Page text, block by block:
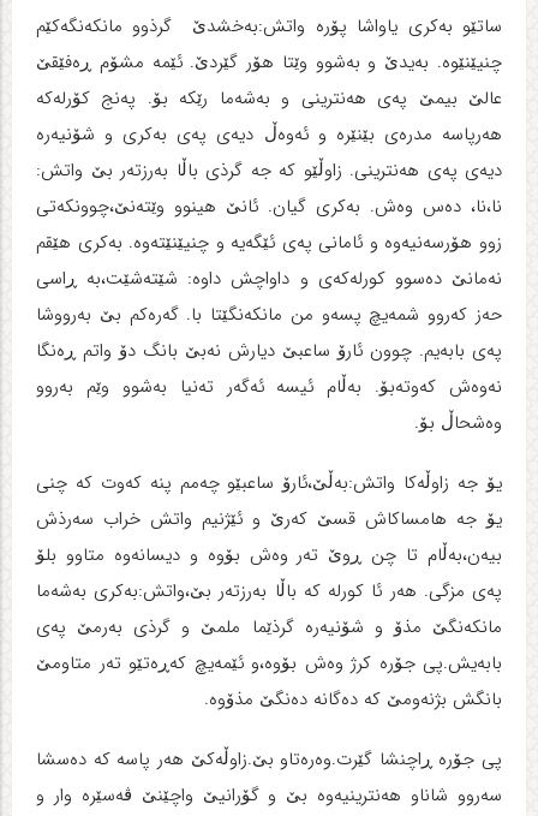
ساتێو به‌کری یاواشا پۆره‌ واتش:به‌خشدێ گرذوو مانکه‌نگه‌کێم
چنیێنێوه‌. به‌یدێ و به‌شوو وێتا هۆر گێردێ. ئێمه‌ مشۆم ڕه‌فێقێ
عالێ بیمێ په‌ی هه‌نترینی و به‌شه‌ما رێکه‌ بۆ. په‌نج کۆرله‌که‌
هه‌رپاسه‌ مدره‌ی بێنێره‌ و ئه‌وه‌ڵ دیه‌ی په‌ی به‌کری و شۆنیه‌ره‌
دیه‌ی په‌ی هه‌نترینی. زاوڵێو که‌ جه‌ گرذی باڵا به‌رزته‌ر بێ واتش:
نا،نا، ده‌س وه‌ش. به‌کری گیان. ئانێ هینوو وێته‌نێ،چوونکه‌تی
زوو هۆرسه‌نیه‌وه‌ و ئامانی په‌ی ئێگه‌یه‌ و چنیێنێته‌وه‌. به‌کری هێقم
نه‌مانێ ده‌سوو کورله‌که‌ی و داواچش داوه‌: شێته‌شێت،به‌ ڕاسی
حه‌ز که‌روو شمه‌یچ پسه‌و من مانکه‌نگێتا با. گه‌ره‌کم بێ به‌رووشا
په‌ی بابه‌یم. چوون ئارۆ ساعبێ دیارش نه‌بێ بانگ دۆ واتم ڕه‌نگا
نه‌وه‌ش که‌وته‌بۆ. به‌ڵام ئیسه‌ ئه‌گه‌ر ته‌نیا به‌شوو وێم به‌روو
وه‌شحاڵ بۆ.
یۆ جه‌ زاوڵه‌کا واتش:به‌ڵێ،ئارۆ ساعبێو چه‌مم پنه‌ که‌وت که‌ چنی
یۆ جه‌ هامساکاش قسێ که‌رێ و ئێژنیم واتش خراب سه‌رذش
بیه‌ن،به‌ڵام تا چن ڕوێ ته‌ر وه‌ش بۆوه‌ و دیسانه‌وه‌ متاوو بلۆ
په‌ی مزگی. هه‌ر ئا کورله‌ که‌ باڵا به‌رزته‌ر بێ،واتش:به‌کری به‌شه‌ما
مانکه‌نگێ مذۆ و شۆنیه‌ره‌ گرذێما ملمێ و گرذی به‌رمێ په‌ی
بابه‌یش.پی جۆره‌ کرژ وه‌ش بۆوه‌،و ئێمه‌یچ که‌ڕه‌تێو ته‌ر متاومێ
بانگش بژنه‌ومێ که‌ ده‌گانه‌ ده‌نگێ مذۆوه‌.
پی جۆره‌ ڕاچنشا گێرت.وه‌ره‌تاو بێ.زاوڵه‌کێ هه‌ر پاسه‌ که‌ ده‌سشا
سه‌روو شاناو هه‌نترینیه‌وه‌ بێ و گۆرانیێ واچێنێ ڤه‌سێره‌ وار و